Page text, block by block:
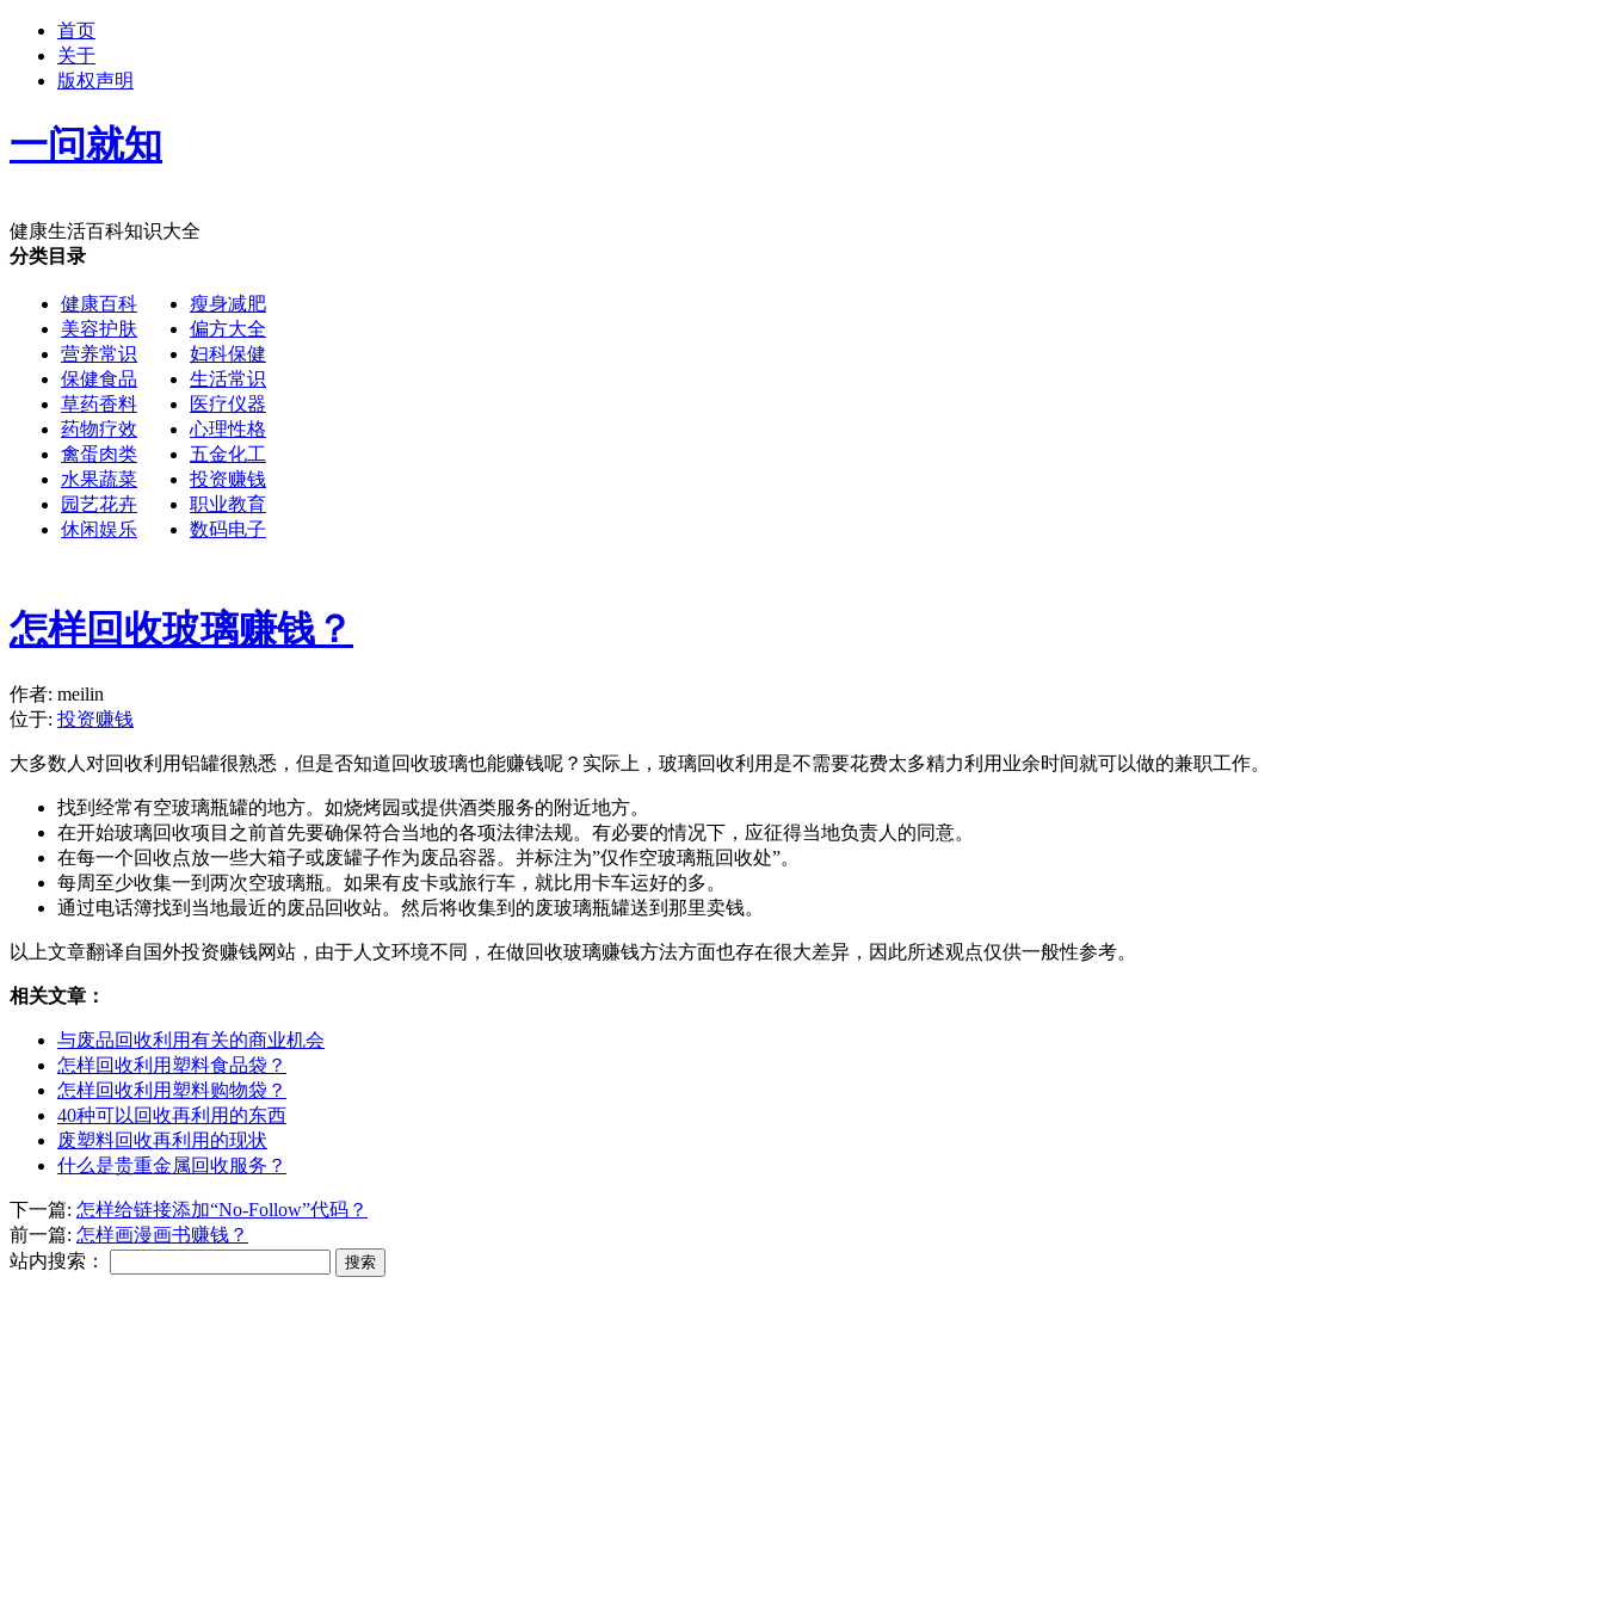
首页
关于
版权声明
一问就知
健康生活百科知识大全
分类目录
健康百科
美容护肤
营养常识
保健食品
草药香料
药物疗效
禽蛋肉类
水果蔬菜
园艺花卉
休闲娱乐
瘦身减肥
偏方大全
妇科保健
生活常识
医疗仪器
心理性格
五金化工
投资赚钱
职业教育
数码电子
怎样回收玻璃赚钱？
作者: meilin
位于: 投资赚钱
大多数人对回收利用铝罐很熟悉，但是否知道回收玻璃也能赚钱呢？实际上，玻璃回收利用是不需要花费太多精力利用业余时间就可以做的兼职工作。
找到经常有空玻璃瓶罐的地方。如烧烤园或提供酒类服务的附近地方。
在开始玻璃回收项目之前首先要确保符合当地的各项法律法规。有必要的情况下，应征得当地负责人的同意。
在每一个回收点放一些大箱子或废罐子作为废品容器。并标注为”仅作空玻璃瓶回收处”。
每周至少收集一到两次空玻璃瓶。如果有皮卡或旅行车，就比用卡车运好的多。
通过电话簿找到当地最近的废品回收站。然后将收集到的废玻璃瓶罐送到那里卖钱。
以上文章翻译自国外投资赚钱网站，由于人文环境不同，在做回收玻璃赚钱方法方面也存在很大差异，因此所述观点仅供一般性参考。
相关文章：
与废品回收利用有关的商业机会
怎样回收利用塑料食品袋？
怎样回收利用塑料购物袋？
40种可以回收再利用的东西
废塑料回收再利用的现状
什么是贵重金属回收服务？
下一篇: 怎样给链接添加“No-Follow”代码？
前一篇: 怎样画漫画书赚钱？
站内搜索：